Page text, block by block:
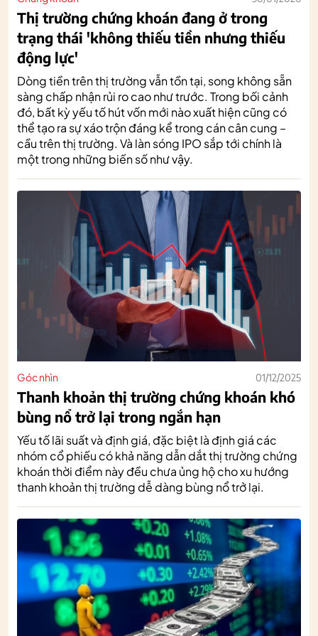
Thị trường chứng khoán đang ở trong
trạng thái 'không thiếu tiền nhưng thiếu
động lực'
Dòng tiền trên thị trường vẫn tồn tại, song không sẵn
sàng chấp nhận rủi ro cao như trước. Trong bối cảnh
đó, bất kỳ yếu tố hút vốn mới nào xuất hiện cũng có
thể tạo ra sự xáo trộn đáng kể trong cán cân cung –
cầu trên thị trường. Và làn sóng IPO sắp tới chính là
một trong những biến số như vậy.
Góc nhìn 01/12/2025
Thanh khoản thị trường chứng khoán khó
bùng nổ trở lại trong ngắn hạn
Yếu tố lãi suất và định giá, đặc biệt là định giá các
nhóm cổ phiếu có khả năng dẫn dắt thị trường chứng
khoán thời điểm này đều chưa ủng hộ cho xu hướng
thanh khoản thị trường dễ dàng bùng nổ trở lại.